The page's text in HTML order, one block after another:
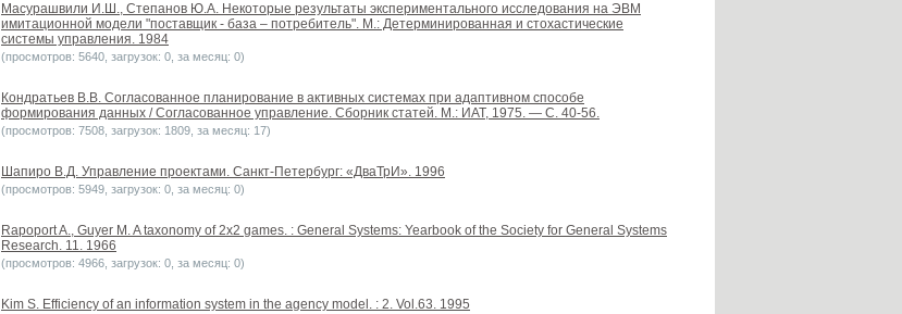
Масурашвили И.Ш., Степанов Ю.А. Некоторые результаты экспериментального исследования на ЭВМ
имитационной модели "поставщик - база – потребитель". М.: Детерминированная и стохастические
системы управления. 1984
(просмотров: 5640, загрузок: 0, за месяц: 0)
Кондратьев В.В. Согласованное планирование в активных системах при адаптивном способе
формирования данных / Согласованное управление. Сборник статей. М.: ИАТ, 1975. — С. 40-56.
(просмотров: 7508, загрузок: 1809, за месяц: 17)
Шапиро В.Д. Управление проектами. Санкт-Петербург: «ДваТрИ». 1996
(просмотров: 5949, загрузок: 0, за месяц: 0)
Rapoport A., Guyer M. A taxonomy of 2х2 games. : General Systems: Yearbook of the Society for General Systems
Research. 11. 1966
(просмотров: 4966, загрузок: 0, за месяц: 0)
Kim S. Efficiency of an information system in the agency model. : 2. Vol.63. 1995